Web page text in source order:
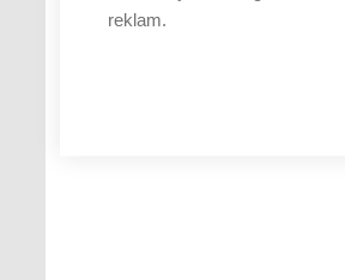
reklam.